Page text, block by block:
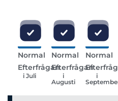
Normal
Efterfrågan
i Juli
Normal
Efterfrågan
i
Augusti
Normal
i